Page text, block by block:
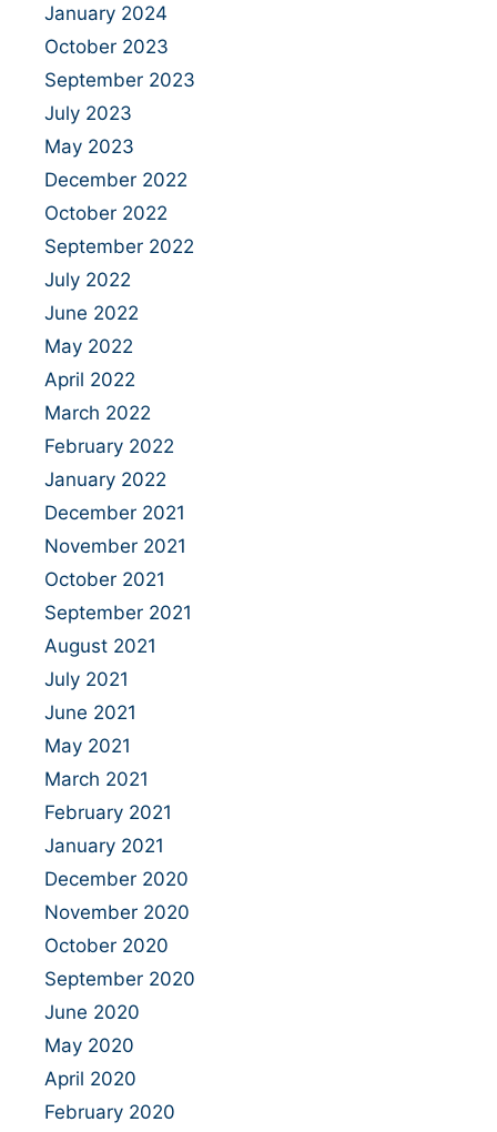
January 2024
October 2023
September 2023
July 2023
May 2023
December 2022
October 2022
September 2022
July 2022
June 2022
May 2022
April 2022
March 2022
February 2022
January 2022
December 2021
November 2021
October 2021
September 2021
August 2021
July 2021
June 2021
May 2021
March 2021
February 2021
January 2021
December 2020
November 2020
October 2020
September 2020
June 2020
May 2020
April 2020
February 2020